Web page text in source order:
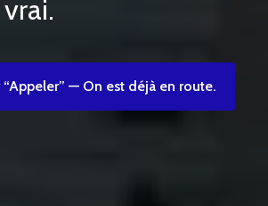
— On est déjà en route.